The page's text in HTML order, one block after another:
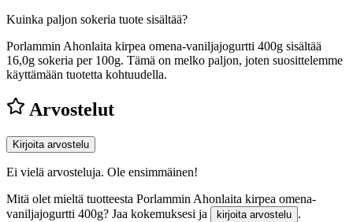
Kuinka paljon sokeria tuote sisältää?
Porlammin Ahonlaita kirpea omena-vaniljajogurtti 400g sisältää
16,0g sokeria per 100g. Tämä on melko paljon, joten suosittelemme
käyttämään tuotetta kohtuudella.
Arvostelut
Kirjoita arvostelu
Ei vielä arvosteluja. Ole ensimmäinen!
Mitä olet mieltä tuotteesta Porlammin Ahonlaita kirpea omena-
vaniljajogurtti 400g? Jaa kokemuksesi ja
kirjoita arvostelu .